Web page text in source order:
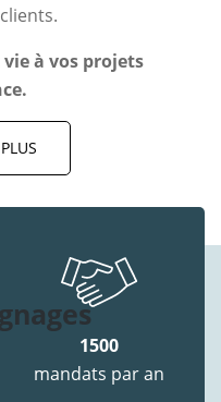
à vos projets
1500
mandats par an